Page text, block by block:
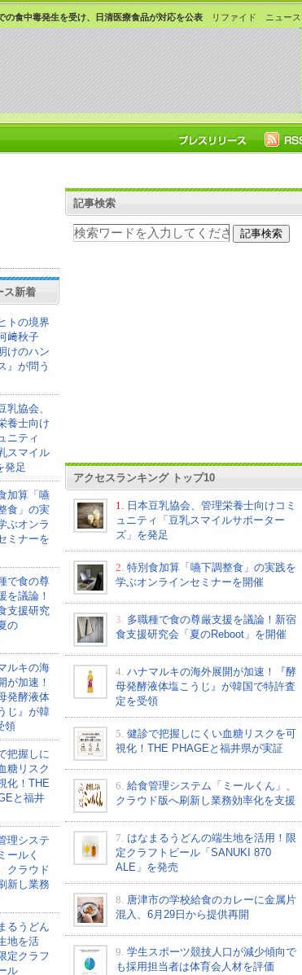
リファイド ニュース
の食中毒発生を受け、日清医療食品が対応を公表
ス新着
トの境界
﨑秋子
けのハン
』が問う
乳協会、
養士向け
ニティ
スマイル
発足
加算「嚥
食」の実
ぶオンラ
ミナーを
で食の尊
を議論！
支援研究
の
ルキの海
が加速！
発酵液体
じ』が韓
領
把握しに
糖リスク
化！THE
と福井
理システ
ールく
クラウド
新し業務
るうどん
地を活
定クラフ
ル
記事検索
アクセスランキング トップ10
1.
日本豆乳協会、管理栄養士向けコミ
ュニティ「豆乳スマイルサポーター
ズ」を発足
2. 特別食加算「嚥下調整食」の実践を
学ぶオンラインセミナーを開催
3. 多職種で食の尊厳支援を議論！新宿
食支援研究会「夏のReboot」を開催
4. ハナマルキの海外展開が加速！『酵
母発酵液体塩こうじ』が韓国で特許査
定を受領
5. 健診で把握しにくい血糖リスクを可
視化！THE PHAGEと福井県が実証
6. 給食管理システム「ミールくん」、
クラウド版へ刷新し業務効率化を支援
7. はなまるうどんの端生地を活用！限
定クラフトビール「SANUKI 870
ALE」を発売
8. 唐津市の学校給食のカレーに金属片
混入、6月29日から提供再開
9. 学生スポーツ競技人口が減少傾向で
も採用担当者は体育会人材を評価